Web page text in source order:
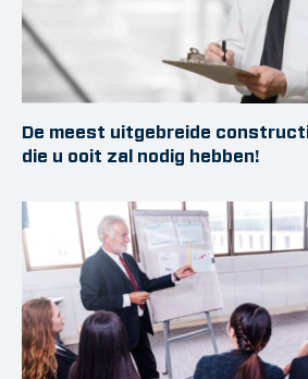
De meest uitgebreide
die u ooit zal nodig hebben!